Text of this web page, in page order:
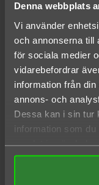
Denna webbplats
Vi använder
och annonserna till
för sociala medier
vidarebefordrar
information från
annons- och
Dessa kan i sin tur
information som
samlat in när du
Servicekit 100h
1 403,46 kr
100 tim Mercury 40-60